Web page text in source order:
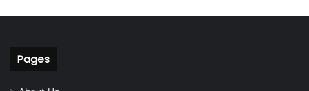
Pages